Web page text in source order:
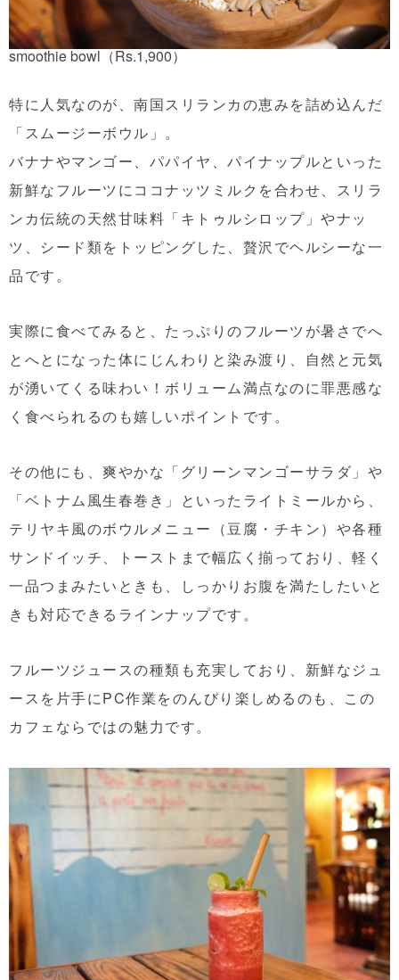
smoothie bowl（Rs.1,900）
特に人気なのが、南国スリランカの恵みを詰め込んだ
「スムージーボウル」。
バナナやマンゴー、パパイヤ、パイナップルといった
新鮮なフルーツにココナッツミルクを合わせ、スリラ
ンカ伝統の天然甘味料「キトゥルシロップ」やナッ
ツ、シード類をトッピングした、贅沢でヘルシーな一
品です。
実際に食べてみると、たっぷりのフルーツが暑さでへ
とへとになった体にじんわりと染み渡り、自然と元気
が湧いてくる味わい！ボリューム満点なのに罪悪感な
く食べられるのも嬉しいポイントです。
その他にも、爽やかな「グリーンマンゴーサラダ」や
「ベトナム風生春巻き」といったライトミールから、
テリヤキ風のボウルメニュー（豆腐・チキン）や各種
サンドイッチ、トーストまで幅広く揃っており、軽く
一品つまみたいときも、しっかりお腹を満たしたいと
きも対応できるラインナップです。
フルーツジュースの種類も充実しており、新鮮なジュ
ースを片手にPC作業をのんびり楽しめるのも、この
カフェならではの魅力です。